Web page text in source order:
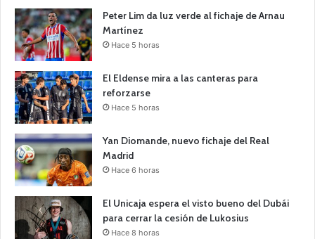
Peter Lim da luz verde al fichaje de Arnau
Martínez
Hace 5 horas
El Eldense mira a las canteras para
reforzarse
Hace 5 horas
Yan Diomande, nuevo fichaje del Real
Madrid
Hace 6 horas
El Unicaja espera el visto bueno del Dubái
para cerrar la cesión de Lukosius
Hace 8 horas